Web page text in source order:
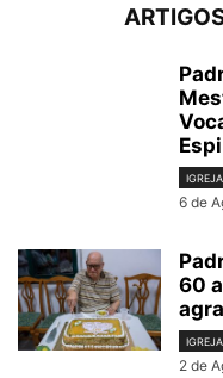
IGREJA
6 de
60
IGREJA
2 de